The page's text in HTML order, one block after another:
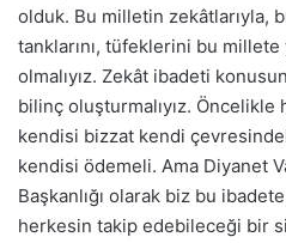
olduk. Bu milletin zekâtlarıyla,
tanklarını, tüfeklerini bu
olmalıyız. Zekât ibadeti
bilinç oluşturmalıyız.
kendisi bizzat kendi
kendisi ödemeli. Ama Diyanet
Başkanlığı olarak biz bu
herkesin takip edebileceği bir